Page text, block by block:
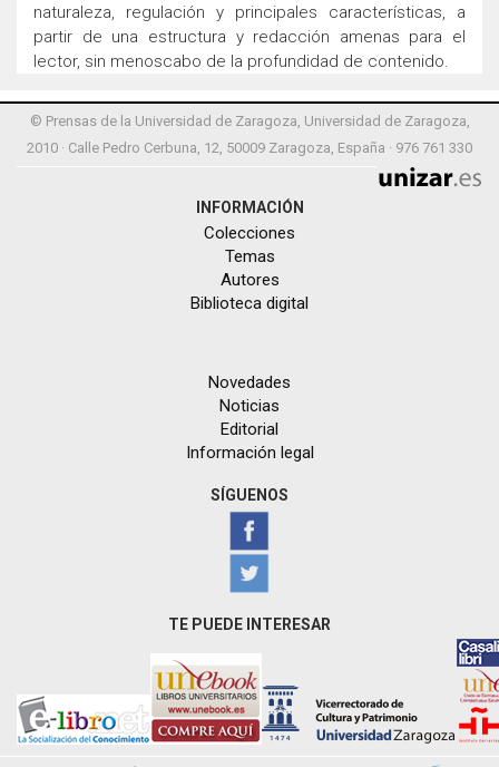
naturaleza, regulación y principales características, a
partir de una estructura y redacción amenas para el
lector, sin menoscabo de la profundidad de contenido.
© Prensas de la Universidad de Zaragoza, Universidad de Zaragoza,
2010 · Calle Pedro Cerbuna, 12, 50009 Zaragoza, España · 976 761 330
INFORMACIÓN
Colecciones
Temas
Autores
Biblioteca digital
Novedades
Noticias
Editorial
Información legal
SÍGUENOS
TE PUEDE INTERESAR